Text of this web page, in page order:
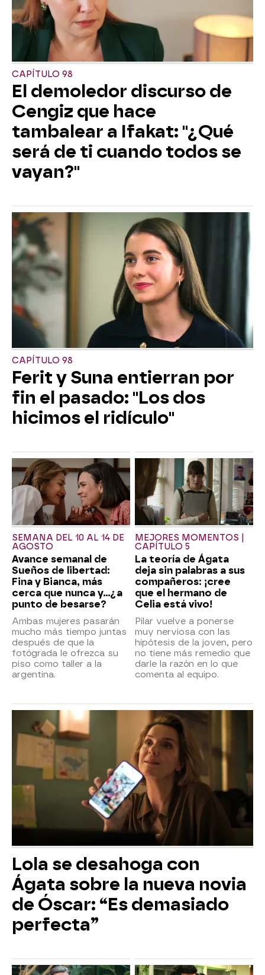
CAPÍTULO 98
El demoledor discurso de
Cengiz que hace
tambalear a Ifakat: "¿Qué
será de ti cuando todos se
vayan?"
CAPÍTULO 98
Ferit y Suna entierran por
fin el pasado: "Los dos
hicimos el ridículo"
SEMANA DEL 10 AL 14 DE
AGOSTO
Avance semanal de
Sueños de libertad:
Fina y Bianca, más
cerca que nunca y...¿a
punto de besarse?
Ambas mujeres pasarán
mucho más tiempo juntas
después de que la
fotógrada le ofrezca su
piso como taller a la
argentina.
MEJORES MOMENTOS |
CAPÍTULO 5
La teoría de Ágata
deja sin palabras a sus
compañeros: ¡cree
que el hermano de
Celia está vivo!
Pilar vuelve a ponerse
muy nerviosa con las
hipótesis de la joven, pero
no tiene más remedio que
darle la razón en lo que
comenta al equipo.
Lola se desahoga con
Ágata sobre la nueva novia
de Óscar: “Es demasiado
perfecta”